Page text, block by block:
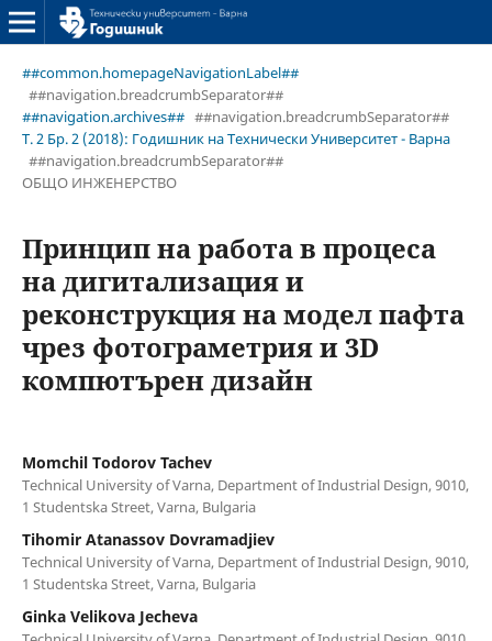
##common.homepageNavigationLabel##
##navigation.breadcrumbSeparator##
##navigation.archives## ##navigation.breadcrumbSeparator##
Т. 2 Бр. 2 (2018): Годишник на Технически Университет - Варна
##navigation.breadcrumbSeparator##
ОБЩО ИНЖЕНЕРСТВО
Принцип на работа в процеса
на дигитализация и
реконструкция на модел пафта
чрез фотограметрия и 3D
компютърен дизайн
Momchil Todorov Tachev
Technical University of Varna, Department of Industrial Design, 9010,
1 Studentska Street, Varna, Bulgaria
Tihomir Atanassov Dovramadjiev
Technical University of Varna, Department of Industrial Design, 9010,
1 Studentska Street, Varna, Bulgaria
Ginka Velikova Jecheva